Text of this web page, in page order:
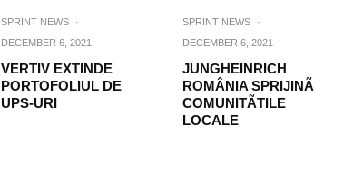
SPRINT NEWS
·
DECEMBER 6, 2021
VERTIV EXTINDE
PORTOFOLIUL DE
UPS-URI
SPRINT NEWS
·
DECEMBER 6, 2021
JUNGHEINRICH
ROMÂNIA SPRIJINÃ
COMUNITÃTILE
LOCALE